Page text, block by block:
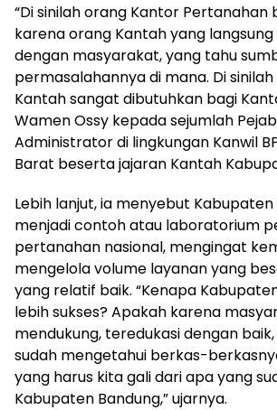
“Di sinilah orang Kantor Pertanahan
karena orang Kantah yang
dengan masyarakat, yang tahu
permasalahannya di mana. Di
Kantah sangat dibutuhkan bagi
Wamen Ossy kepada sejumlah
Administrator di lingkungan Kanwil
Barat beserta jajaran Kantah
Lebih lanjut, ia menyebut
menjadi contoh atau laboratorium
pertanahan nasional, mengingat
mengelola volume layanan yang
yang relatif baik. “Kenapa
lebih sukses? Apakah karena
mendukung, teredukasi dengan
sudah mengetahui berkas-
yang harus kita gali dari apa yang
Kabupaten Bandung,” ujarnya.